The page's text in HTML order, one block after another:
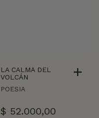
LA CALMA DEL
VOLCÁN
POESIA
$ 52.000,00